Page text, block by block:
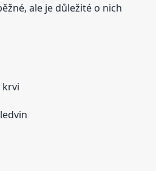
ale je důležité o nich
krvi